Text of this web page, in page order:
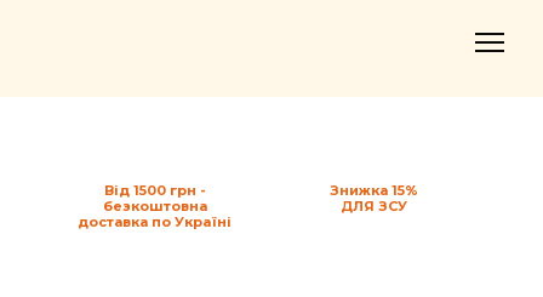
Знижка 15%
ДЛЯ ЗСУ
Від 1500 грн -
безкоштовна
доставка по Україні